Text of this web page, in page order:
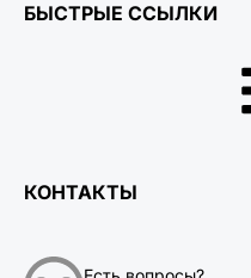
БЫСТРЫЕ ССЫЛКИ
КОНТАКТЫ